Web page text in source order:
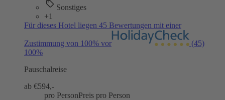
Sonstiges
+1
Für dieses Hotel liegen 45 Bewertungen mit einer
Zustimmung von 100% vor
(45)
100%
Pauschalreise
ab €594,-
pro PersonPreis pro Person